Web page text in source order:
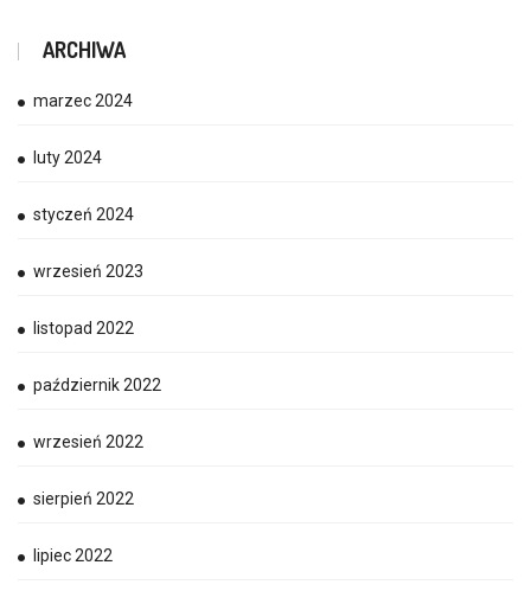
ARCHIWA
marzec 2024
luty 2024
styczeń 2024
wrzesień 2023
listopad 2022
październik 2022
wrzesień 2022
sierpień 2022
lipiec 2022